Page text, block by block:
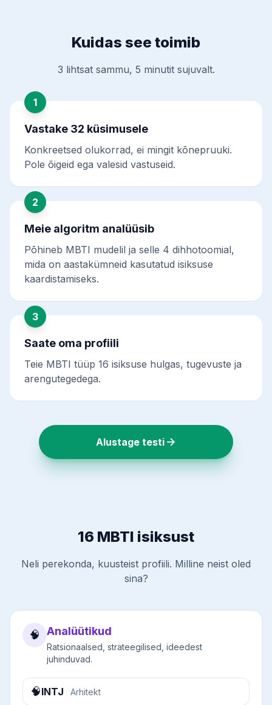
Kuidas see toimib
3 lihtsat sammu, 5 minutit sujuvalt.
1
Vastake 32 küsimusele
Konkreetsed olukorrad, ei mingit kõnepruuki.
Pole õigeid ega valesid vastuseid.
2
Meie algoritm analüüsib
Põhineb MBTI mudelil ja selle 4 dihhotoomial,
mida on aastakümneid kasutatud isiksuse
kaardistamiseks.
3
Saate oma profiili
Teie MBTI tüüp 16 isiksuse hulgas, tugevuste ja
arengutegedega.
Alustage testi
16 MBTI isiksust
Neli perekonda, kuusteist profiili. Milline neist oled
sina?
🧠 Analüütikud
Ratsionaalsed, strateegilised, ideedest
juhinduvad.
🧠INTJ Arhitekt